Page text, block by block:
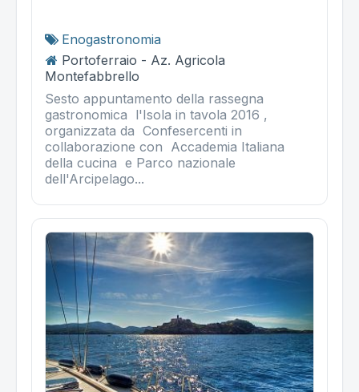
Enogastronomia
Portoferraio - Az. Agricola
Montefabbrello
Sesto appuntamento della rassegna
gastronomica l'Isola in tavola 2016 ,
organizzata da Confesercenti in
collaborazione con Accademia Italiana
della cucina e Parco nazionale
dell'Arcipelago...